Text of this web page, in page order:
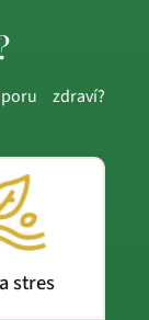
zdraví?
stres